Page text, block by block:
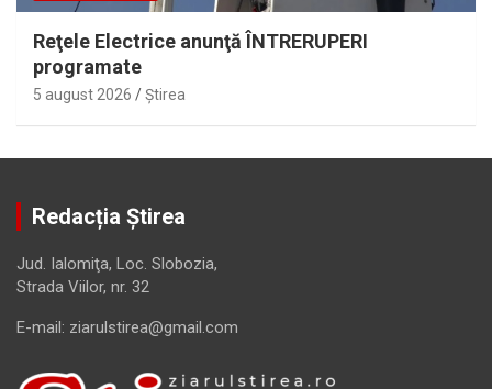
Reţele Electrice anunţă ÎNTRERUPERI
programate
5 august 2026 Ştirea
Redacția Știrea
Jud. Ialomiţa, Loc. Slobozia,
Strada Viilor, nr. 32
E-mail: ziarulstirea@gmail.com